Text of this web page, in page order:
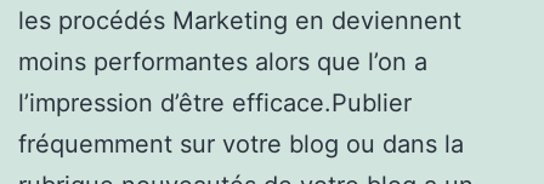
les procédés Marketing en deviennent
moins performantes alors que l’on a
l’impression d’être efficace.Publier
fréquemment sur votre blog ou dans la